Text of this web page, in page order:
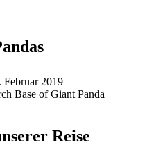
Februar 2019
Reise